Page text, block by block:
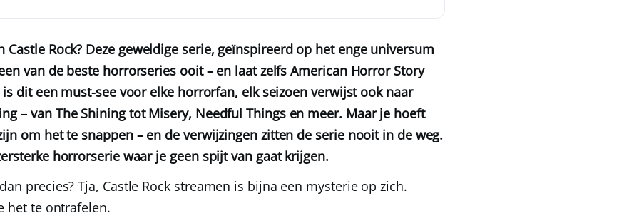
Castle Rock? Deze geweldige serie, geïnspireerd op het enge universum
van de beste horrorseries ooit – en laat zelfs American Horror Story
dit een must-see voor elke horrorfan, elk seizoen verwijst ook naar
– van The Shining tot Misery, Needful Things en meer. Maar je hoeft
om het te snappen – en de verwijzingen zitten de serie nooit in de weg.
horrorserie waar je geen spijt van gaat krijgen.
precies? Tja, Castle Rock streamen is bijna een mysterie op zich.
het te ontrafelen.